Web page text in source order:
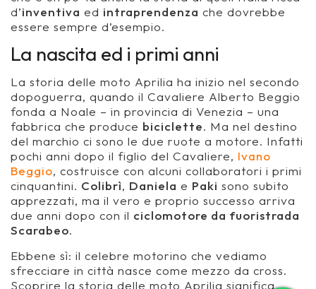
d’inventiva ed intraprendenza che dovrebbe
essere sempre d’esempio.
La nascita ed i primi anni
La storia delle moto Aprilia ha inizio nel secondo
dopoguerra, quando il Cavaliere Alberto Beggio
fonda a Noale – in provincia di Venezia – una
fabbrica che produce biciclette. Ma nel destino
del marchio ci sono le due ruote a motore. Infatti
pochi anni dopo il figlio del Cavaliere, Ivano
Beggio, costruisce con alcuni collaboratori i primi
cinquantini. Colibrì, Daniela e Paki sono subito
apprezzati, ma il vero e proprio successo arriva
due anni dopo con il ciclomotore da fuoristrada
Scarabeo.
Ebbene sì: il celebre motorino che vediamo
sfrecciare in città nasce come mezzo da cross.
Scoprire la storia delle moto Aprilia significa